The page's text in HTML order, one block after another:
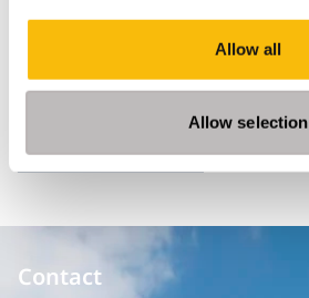
Allow all
Allow selection
Deel
FACEBOOK
X LINKEDINWHATSAPP
Contact